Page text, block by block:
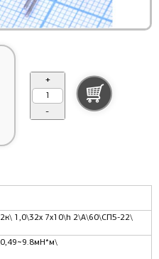
+
-
1,0\32x 7x10\h 2\А\60\СП5-22\